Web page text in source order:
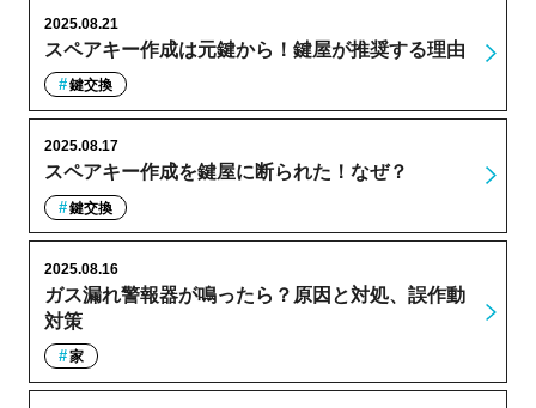
スペアキー作成は元鍵から！鍵屋が推奨する理由
2025.08.21
鍵交換
スペアキー作成を鍵屋に断られた！なぜ？
2025.08.17
鍵交換
ガス漏れ警報器が鳴ったら？原因と対処、誤作動
対策
2025.08.16
家